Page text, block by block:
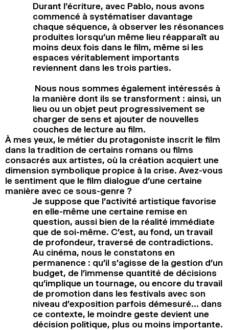
Durant l’écriture, avec Pablo, nous avons
commencé à systématiser davantage
chaque séquence, à observer les résonances
produites lorsqu’un même lieu réapparaît au
moins deux fois dans le film, même si les
espaces véritablement importants
reviennent dans les trois parties.
Nous nous sommes également intéressés à
la manière dont ils se transforment : ainsi, un
lieu ou un objet peut progressivement se
charger de sens et ajouter de nouvelles
couches de lecture au film.
À mes yeux, le métier du protagoniste inscrit le film
dans la tradition de certains romans ou films
consacrés aux artistes, où la création acquiert une
dimension symbolique propice à la crise. Avez-vous
le sentiment que le film dialogue d’une certaine
manière avec ce sous-genre ?
Je suppose que l’activité artistique favorise
en elle-même une certaine remise en
question, aussi bien de la réalité immédiate
que de soi-même. C’est, au fond, un travail
de profondeur, traversé de contradictions.
Au cinéma, nous le constatons en
permanence : qu’il s’agisse de la gestion d’un
budget, de l’immense quantité de décisions
qu’implique un tournage, ou encore du travail
de promotion dans les festivals avec son
niveau d’exposition parfois démesuré… dans
ce contexte, le moindre geste devient une
décision politique, plus ou moins importante.